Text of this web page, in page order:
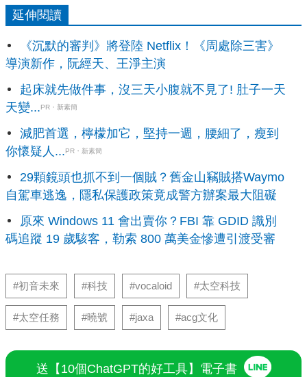
延伸閱讀
《沉默的審判》將登陸 Netflix！《周處除三害》
導演新作，阮經天、王淨主演
起床就先做件事，沒三天小腹就不見了! 肚子一天
天變...PR・新素簡
減肥首選，檸檬加它，堅持一週，腰細了，瘦到
你懷疑人...PR・新素簡
29顆鏡頭也抓不到一個賊？舊金山竊賊搭Waymo
自駕車逃逸，隱私保護政策竟成警方辦案最大阻礙
原來 Windows 11 會出賣你？FBI 靠 GDID 識別
碼追蹤 19 歲駭客，勒索 800 萬美金慘遭引渡受審
#初音未來 #科技 #vocaloid #太空科技
#太空任務 #曉號 #jaxa #acg文化
送【10個ChatGPT的好工具】電子書